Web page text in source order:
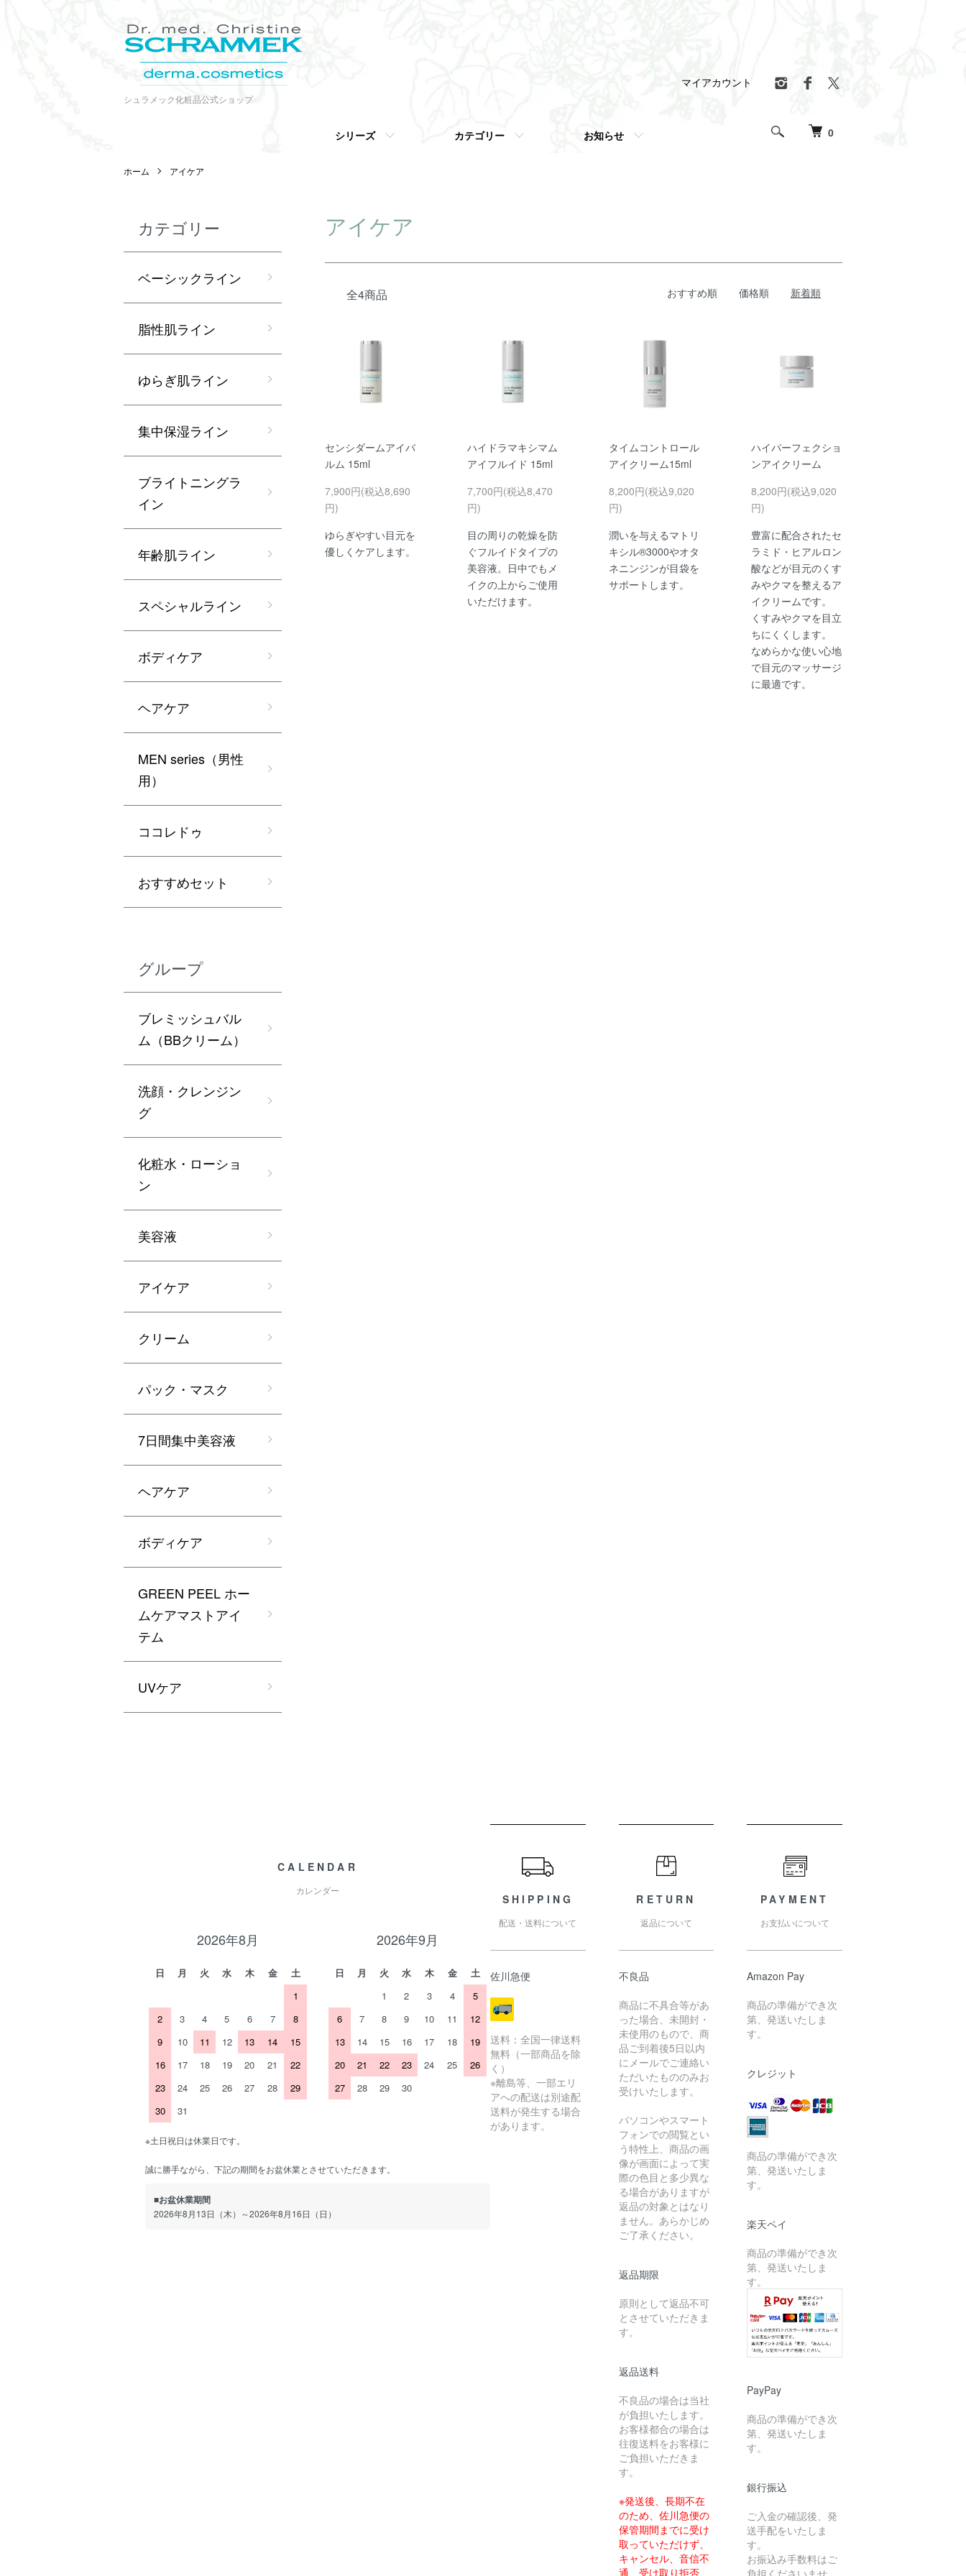
シュラメック化粧品公式ショップ
0
シリーズ カテゴリー お知らせ
マイアカウント
ホーム アイケア
アイケア
全4商品 おすすめ順 価格順 新着順
センシダームアイバ
ルム 15ml
7,900円(税込8,690
円)
ゆらぎやすい目元を
優しくケアします。
ハイドラマキシマム
アイフルイド 15ml
7,700円(税込8,470
円)
目の周りの乾燥を防
ぐフルイドタイプの
美容液。日中でもメ
イクの上からご使用
いただけます。
タイムコントロール
アイクリーム15ml
8,200円(税込9,020
円)
潤いを与えるマトリ
キシル®3000やオタ
ネニンジンが目袋を
サポートします。
ハイパーフェクショ
ンアイクリーム
8,200円(税込9,020
円)
豊富に配合されたセ
ラミド・ヒアルロン
酸などが目元のくす
みやクマを整えるア
イクリームです。
くすみやクマを目立
ちにくくします。
なめらかな使い心地
で目元のマッサージ
に最適です。
カテゴリー
ベーシックライン
脂性肌ライン
ゆらぎ肌ライン
集中保湿ライン
ブライトニングラ
イン
年齢肌ライン
スペシャルライン
ボディケア
ヘアケア
MEN series（男性
用）
ココレドゥ
おすすめセット
グループ
ブレミッシュバル
ム（BBクリーム）
洗顔・クレンジン
グ
化粧水・ローショ
ン
美容液
アイケア
クリーム
パック・マスク
7日間集中美容液
ヘアケア
ボディケア
GREEN PEEL ホー
ムケアマストアイ
テム
UVケア
CALENDAR
カレンダー
2026年8月
日 月 火 水 木 金
土
1
2
3 4 5 6 7
8
9
10 11 12 13 14
15
16
17 18 19 20 21
22
23
24 25 26 27 28
29
30
31
2026年9月
日 月 火 水 木 金
土
1
2 3 4
5
6
7 8 9 10 11
12
13
14 15 16 17 18
19
20
21 22 23 24 25
26
27
28 29 30
※土日祝日は休業日です。
誠に勝手ながら、下記の期間をお盆休業とさせていただきます。
■お盆休業期間
2026年8月13日（木）～2026年8月16日（日）
SHIPPING
配送・送料について
佐川急便
送料：全国一律送料
無料（一部商品を除
く）
※離島等、一部エリ
アへの配送は別途配
送料が発生する場合
があります。
RETURN
返品について
不良品
商品に不具合等があ
った場合、未開封・
未使用のもので、商
品ご到着後5日以内
にメールでご連絡い
ただいたもののみお
受けいたします。
パソコンやスマート
フォンでの閲覧とい
う特性上、商品の画
像が画面によって実
際の色目と多少異な
る場合がありますが
返品の対象とはなり
ません。あらかじめ
ご了承ください。
返品期限
原則として返品不可
とさせていただきま
す。
返品送料
不良品の場合は当社
が負担いたします。
お客様都合の場合は
往復送料をお客様に
ご負担いただきま
す。
※発送後、長期不在
のため、佐川急便の
保管期間までに受け
取っていただけず、
キャンセル、音信不
通、受け取り拒否、
PAYMENT
お支払いについて
Amazon Pay
商品の準備ができ次
第、発送いたしま
す。
クレジット
商品の準備ができ次
第、発送いたしま
す。
楽天ペイ
商品の準備ができ次
第、発送いたしま
す。
PayPay
商品の準備ができ次
第、発送いたしま
す。
銀行振込
ご入金の確認後、発
送手配をいたしま
す。
お振込み手数料はご
負担くださいませ。